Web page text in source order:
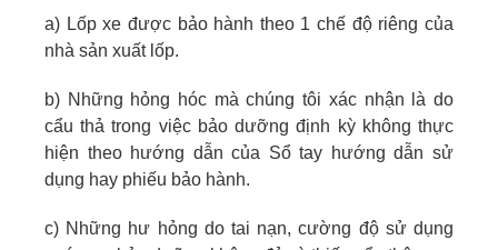
a) Lốp xe được bảo hành theo 1 chế độ riêng của
nhà sản xuất lốp.
b) Những hỏng hóc mà chúng tôi xác nhận là do
cẩu thả trong việc bảo dưỡng định kỳ không thực
hiện theo hướng dẫn của Sổ tay hướng dẫn sử
dụng hay phiếu bảo hành.
c) Những hư hỏng do tai nạn, cường độ sử dụng